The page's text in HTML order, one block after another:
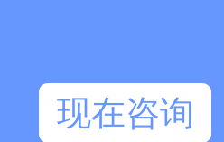
现在咨询